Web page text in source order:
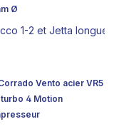
Ø
1-2 et Jetta longue
Vento acier VR5
4 Motion